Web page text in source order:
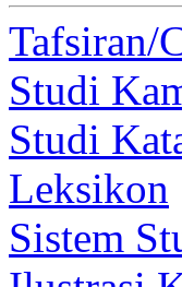
Tafsiran/
Studi
Studi
Leksikon
Sistem